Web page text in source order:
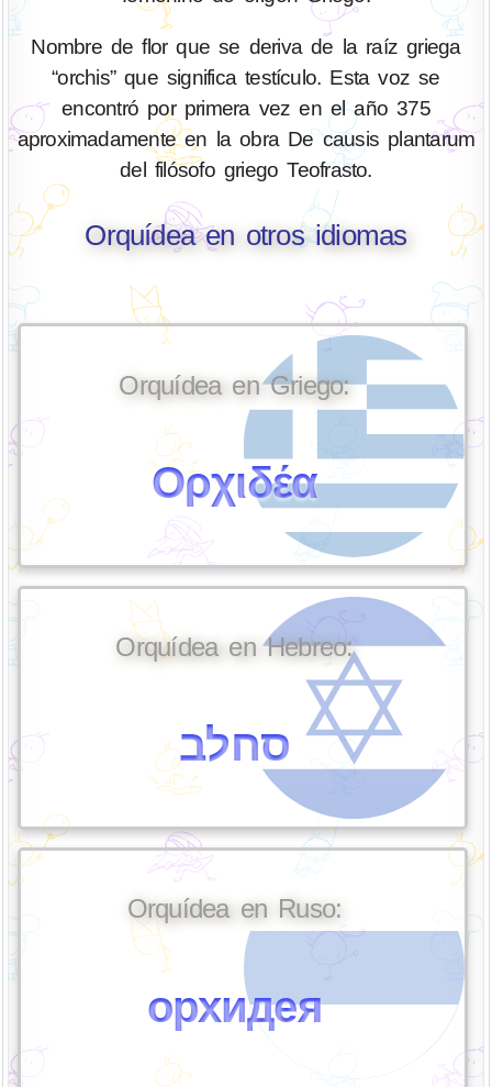
Nombre de flor que se deriva de la raíz griega
“orchis” que significa testículo. Esta voz se
encontró por primera vez en el año 375
aproximadamente en la obra De causis plantarum
del filósofo griego Teofrasto.
Orquídea en otros idiomas
Orquídea en Griego:
Ορχιδέα
Orquídea en Hebreo:
סחלב
Orquídea en Ruso:
орхидея